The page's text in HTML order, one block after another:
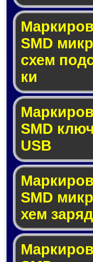
SMD
схем
ки
SMD
USB
SMD
хем